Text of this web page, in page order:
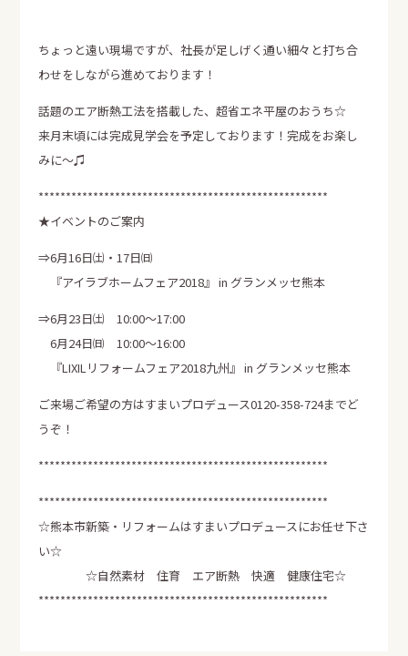
LINE InstagramFacebook
ちょっと遠い現場ですが、社長が足しげく通い細々と打ち合
わせをしながら進めております！
話題のエア断熱工法を搭載した、超省エネ平屋のおうち☆
来月末頃には完成見学会を予定しております！完成をお楽し
みに～♫
*****************************************************
★イベントのご案内
⇒6月16日㈯・17日㈰
『アイラブホームフェア2018』 in グランメッセ熊本
⇒6月23日㈯ 10:00～17:00
6月24日㈰ 10:00～16:00
『LIXILリフォームフェア2018九州』 in グランメッセ熊本
ご来場ご希望の方はすまいプロデュース0120-358-724までど
うぞ！
*****************************************************
*****************************************************
☆熊本市新築・リフォームはすまいプロデュースにお任せ下さ
い☆
☆自然素材 住育 エア断熱 快適 健康住宅☆
*****************************************************